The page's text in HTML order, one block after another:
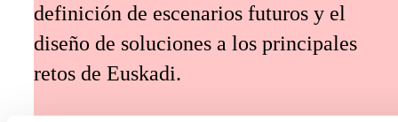
definición de escenarios futuros y el
diseño de soluciones a los principales
retos de Euskadi.